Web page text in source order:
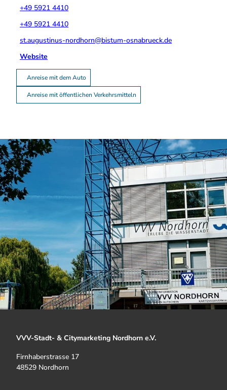
+49 5921 4410
+49 5921 4410
st.augustinus-nordhorn@bistum-osnabrueck.de
Website
Anreise mit dem Auto
Anreise mit öffentlichen Verkehrsmitteln
VVV-Stadt- & Citymarketing Nordhorn e.V.
Firnhaberstrasse 17
48529 Nordhorn